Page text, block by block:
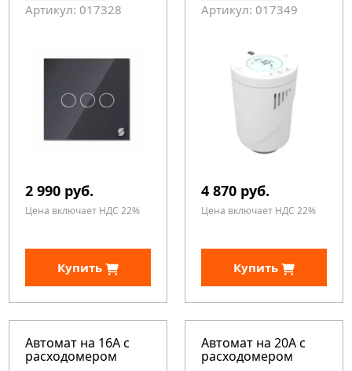
Артикул: 017328
2 990 руб.
Цена включает НДС 22%
Купить
Артикул: 017349
4 870 руб.
Цена включает НДС 22%
Купить
Автомат на 16А с
расходомером
Автомат на 20А с
расходомером